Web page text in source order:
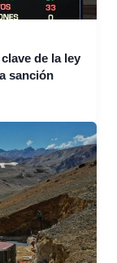
de la ley
sanción